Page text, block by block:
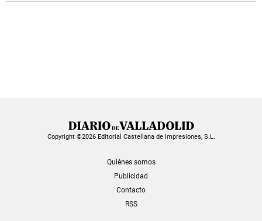
Copyright ©2026 Editorial Castellana de Impresiones, S.L.
Quiénes somos
Publicidad
Contacto
RSS